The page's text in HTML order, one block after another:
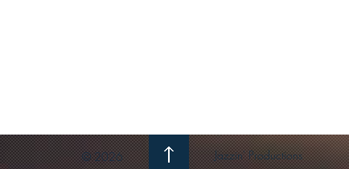
© 2026 Jazzin' Productions